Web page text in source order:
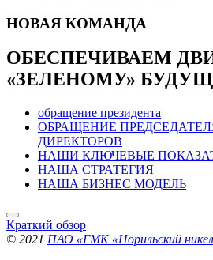
НОВАЯ КОМАНДА
ОБЕСПЕЧИВАЕМ
«ЗЕЛЕНОМУ»
обращение президента
ОБРАЩЕНИЕ
ДИРЕКТОРОВ
НАШИ КЛЮЧЕВЫЕ
НАША СТРАТЕГИЯ
НАША БИЗНЕС МОДЕЛЬ
Краткий обзор
© 2021 ПАО «ГМК «Норильский